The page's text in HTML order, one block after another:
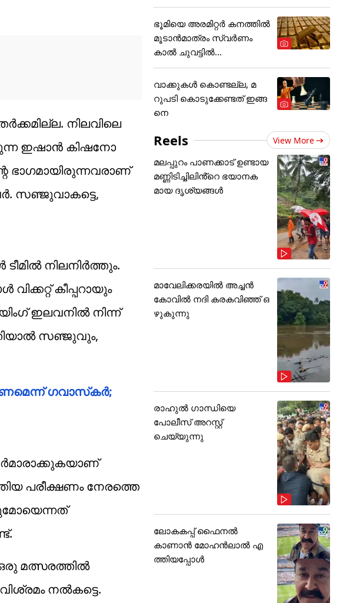
നിലവിലെ
ഇഷാന്‍ കിഷനോ
ഭാഗമായിരുന്നവരാണ്
സഞ്ജുവാകട്ടെ,
നിലനിര്‍ത്തും.
കീപ്പറായും
ഇലവനിൽ നിന്ന്
സഞ്ജുവും,
ഗവാസ്‌കര്‍;
പരീക്ഷണം നേരത്തെ
മത്സരത്തില്‍
നല്‍കട്ടെ.
ഭൂമിയെ അരമിറ്റർ കനത്തിൽ
മൂടാൻമാത്രം സ്വർണം
കാൽ ചുവട്ടിൽ...
വാക്കുകൾ കൊണ്ടല്ല, മ
റുപടി കൊടുക്കേണ്ടത് ഇങ്ങ
നെ
Reels View More
മലപ്പുറം പാണക്കാട് ഉണ്ടായ
മണ്ണിടിച്ചിലിൻ്റെ ഭയാനക
മായ ദൃശ്യങ്ങൾ
മാവേലിക്കരയിൽ അച്ചൻ
കോവിൽ നദി കരകവിഞ്ഞ് ഒ
ഴുകുന്നു
രാഹുൽ ഗാന്ധിയെ
പോലീസ് അറസ്റ്റ്
ചെയ്യുന്നു
ലോകകപ്പ് ഫൈനൽ
കാണാൻ മോഹൻലാൽ എ
ത്തിയപ്പോൾ